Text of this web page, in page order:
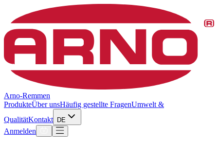
Arno-Remmen
ProdukteÜber unsHäufig gestellte FragenUmwelt &
QualitätKontakt DE
Anmelden